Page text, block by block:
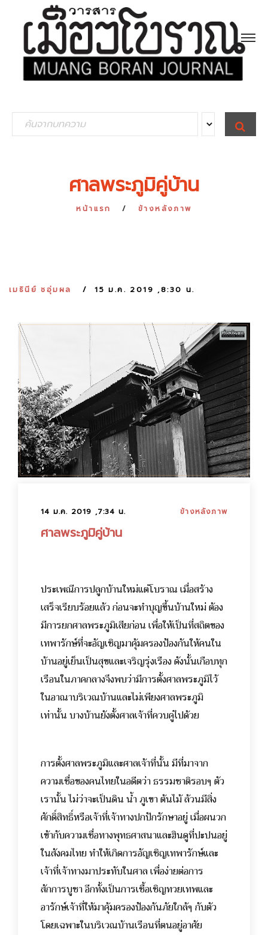
e
S
E
A
ศาลพระภูมิคู่บ้าน
หน้าแรก ข้างหลังภาพ
เมธินีย์ ชอุ่มผล 15 ม.ค. 2019 ,8:30 น.
14 ม.ค. 2019 ,7:34 น. ข้างหลังภาพ
ศาลพระภูมิคู่บ้าน
ประเพณีการปลูกบ้านใหม่แต่โบราณ เมื่อสร้าง
เสร็จเรียบร้อยแล้ว ก่อนจะทำบุญขึ้นบ้านใหม่ ต้อง
มีการยกศาลพระภูมิเสียก่อน เพื่อให้เป็นที่สถิตของ
เทพารักษ์ที่จะอัญเชิญมาคุ้มครองป้องกันให้คนใน
บ้านอยู่เย็นเป็นสุขและเจริญรุ่งเรือง ดังนั้นเกือบทุก
เรือนในภาคกลางจึงพบว่ามีการตั้งศาลพระภูมิไว้
ในอาณาบริเวณบ้านและไม่เพียงศาลพระภูมิ
เท่านั้น บางบ้านยังตั้งศาลเจ้าที่ควบคู่ไปด้วย
การตั้งศาลพระภูมิและศาลเจ้าที่นั้น มีที่มาจาก
ความเชื่อของคนไทยในอดีตว่า ธรรมชาติรอบๆ ตัว
เรานั้น ไม่ว่าจะเป็นดิน น้ำ ภูเขา ต้นไม้ ล้วนมีสิ่ง
ศักดิ์สิทธิ์หรือเจ้าที่เจ้าทางปกปักรักษาอยู่ เมื่อผนวก
เข้ากับความเชื่อทางพุทธศาสนาและฮินดูที่ปะปนอยู่
ในสังคมไทย ทำให้เกิดการอัญเชิญเทพารักษ์และ
เจ้าที่เจ้าทางมาประทับในศาล เพื่อง่ายต่อการ
สักการบูชา อีกทั้งเป็นการเชื้อเชิญทวยเทพและ
อารักษ์เจ้าที่ให้มาคุ้มครองป้องกันภัยใกล้ๆ กับตัว
โดยเฉพาะในบริเวณบ้านเรือนที่ตนอยู่อาศัย